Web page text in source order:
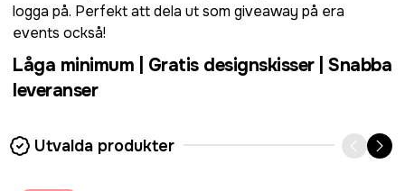
logga på. Perfekt att dela ut som giveaway på era
events också!
Låga minimum | Gratis designskisser | Snabba
leveranser
Utvalda produkter